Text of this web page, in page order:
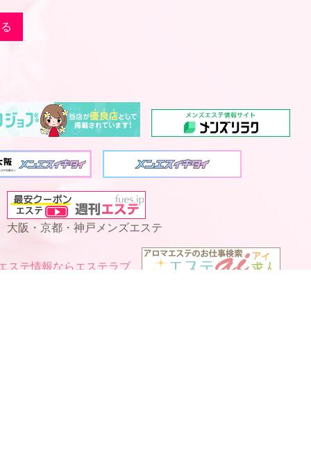
大阪・京都・神戸メンズエステ